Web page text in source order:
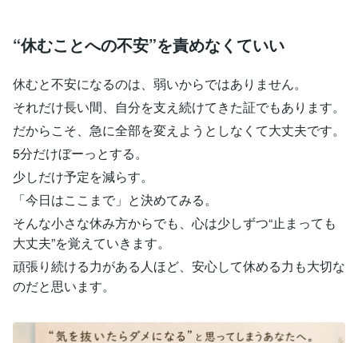
“休むことへの不安”を責めなくていい
休むと不安になるのは、弱いからではありません。
それだけ長い間、自分を支え続けてきた証でもあります。
だからこそ、急に全部を変えようとしなくて大丈夫です。
5分だけぼーっとする。
少しだけ予定を減らす。
「今日はここまで」と決めてみる。
そんな小さな休み方からでも、心は少しずつ“止まっても
大丈夫”を覚えていきます。
頑張り続ける力がある人ほど、安心して休める力も大切な
のだと思います。